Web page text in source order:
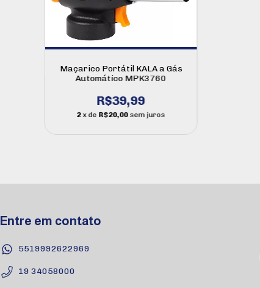
Maçarico Portátil KALA a Gás
Automático MPK3760
R$39,99
2 x de R$20,00 sem juros
Entre em contato
5519992622969
19 34058000